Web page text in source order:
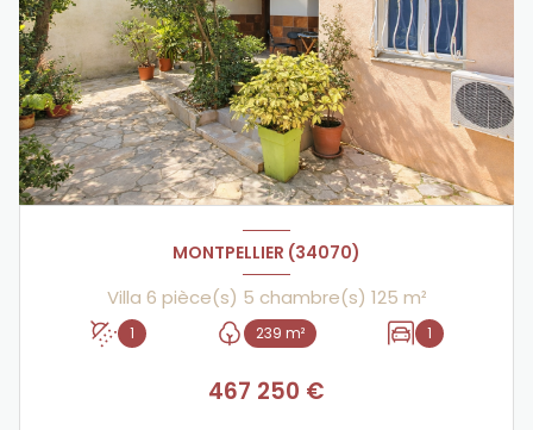
MONTPELLIER (34070)
Villa 6 pièce(s) 5 chambre(s) 125 m²
1 239 m² 1
467 250 €